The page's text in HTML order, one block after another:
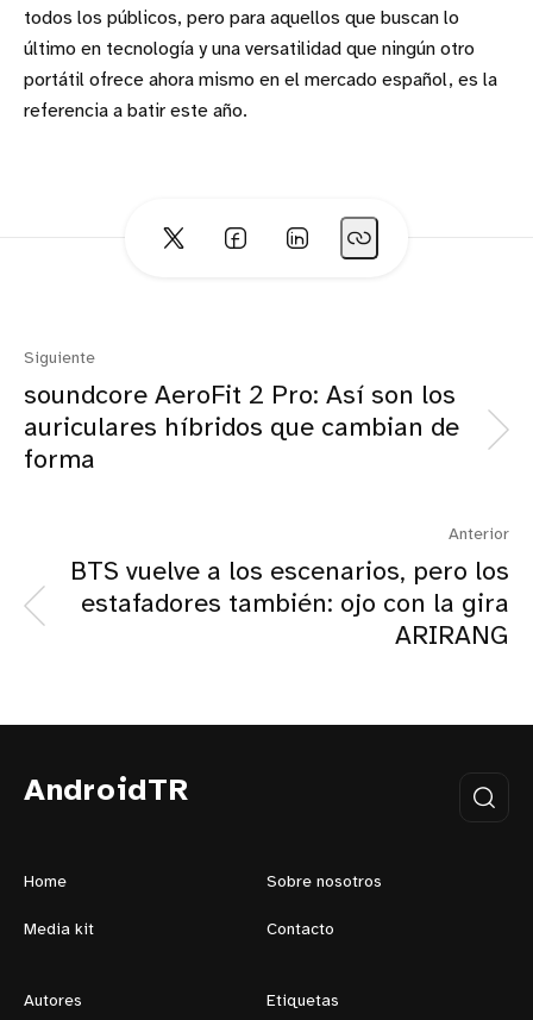
todos los públicos, pero para aquellos que buscan lo
último en tecnología y una versatilidad que ningún otro
portátil ofrece ahora mismo en el mercado español, es la
referencia a batir este año.
Siguiente
soundcore AeroFit 2 Pro: Así son los
auriculares híbridos que cambian de
forma
Anterior
BTS vuelve a los escenarios, pero los
estafadores también: ojo con la gira
ARIRANG
AndroidTR
Home Sobre nosotros
Media kit Contacto
Autores Etiquetas